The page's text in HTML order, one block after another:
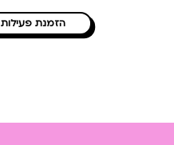
הזמנת פעילות